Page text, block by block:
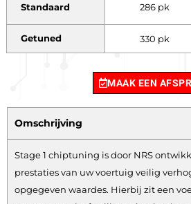
Standaard 286 pk
Getuned 330 pk
MAAK EEN
Omschrijving
Stage 1 chiptuning is door NRS
prestaties van uw voertuig veilig
opgegeven waardes. Hierbij zit een